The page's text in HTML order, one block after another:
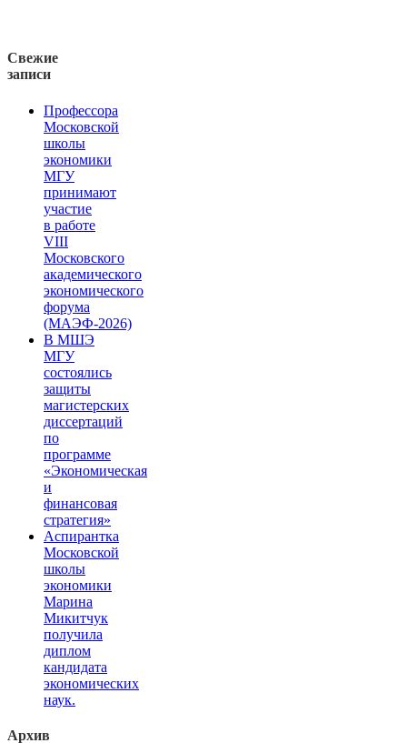
Свежие
записи
Профессора
Московской
школы
экономики
МГУ
принимают
участие
в работе
VIII
Московского
академического
экономического
форума
(МАЭФ-2026)
В МШЭ
МГУ
состоялись
защиты
магистерских
диссертаций
по
программе
«Экономическая
и
финансовая
стратегия»
Аспирантка
Московской
школы
экономики
Марина
Микитчук
получила
диплом
кандидата
экономических
наук.
Архив